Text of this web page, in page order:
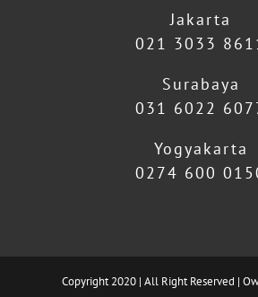
Jakarta
021 3033
Surabaya
031 6022
Yogyakarta
0274 600
Copyright 2020 | All Right Reserved |